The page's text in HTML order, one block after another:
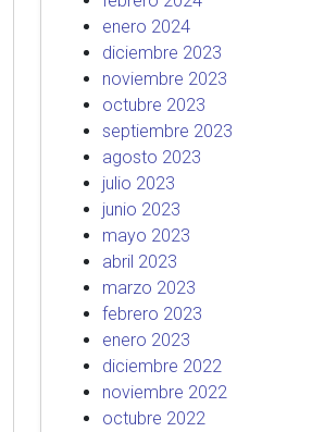
enero 2024
diciembre 2023
noviembre 2023
octubre 2023
septiembre 2023
agosto 2023
julio 2023
junio 2023
mayo 2023
abril 2023
marzo 2023
febrero 2023
enero 2023
diciembre 2022
noviembre 2022
octubre 2022